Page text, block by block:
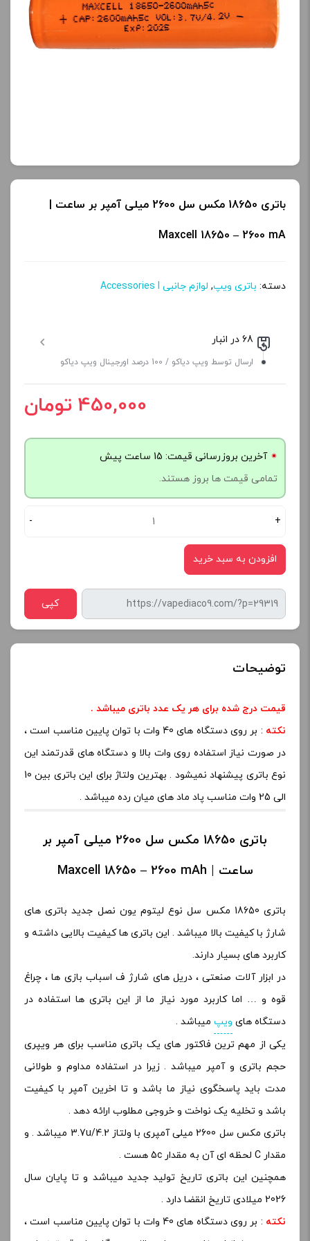
باتری 18650 مکس سل 2600 میلی آمپر بر ساعت |
Maxcell 18650 – 2600 mA
دسته: باتری ویپ, لوازم جانبی Accessories l
68 در انبار
ارسال توسط ویپ دیاکو / 100 درصد اورجینال ویپ دیاکو
450,000 تومان
آخرین بروزرسانی قیمت: 15 ساعت پیش
تمامی قیمت ها بروز هستند.
- +
افزودن به سبد خرید
کپی
توضیحات
قیمت درج شده برای هر یک عدد باتری میباشد .
نکته
: بر روی دستگاه های 40 وات با توان پایین مناسب است ،
در صورت نیاز استفاده روی وات بالا و دستگاه های قدرتمند این
نوع باتری پیشنهاد نمیشود . بهترین ولتاژ برای این باتری بین 10
الی 25 وات مناسب پاد ماد های میان رده میباشد .
باتری 18650 مکس سل 2600 میلی آمپر بر
ساعت | Maxcell 18650 – 2600 mAh
باتری 18650 مکس سل نوع لیتوم یون نصل جدید باتری های
شارژ با کیفیت بالا میباشد . این باتری ها کیفیت بالایی داشته و
کاربرد های بسیار دارند.
در ابزار آلات صنعتی ، دریل های شارژ ف اسباب بازی ها ، چراغ
قوه و … اما کاربرد مورد نیاز ما از این باتری ها استفاده در
دستگاه های ویپ میباشد .
یکی از مهم ترین فاکتور های یک باتری مناسب برای هر ویپری
حجم باتری و آمپر میباشد . زیرا در استفاده مداوم و طولانی
مدت باید پاسخگوی نیاز ما باشد و تا اخرین آمپر با کیفیت
باشد و تخلیه یک نواخت و خروجی مطلوب ارائه دهد .
باتری مکس سل 2600 میلی آمپری با ولتاز 3.7u/4.2 میباشد . و
مقدار C لحظه ای آن به مقدار 5c هست .
همچنین این باتری تاریخ تولید جدید میباشد و تا پایان سال
2026 میلادی تاریخ انقضا دارد .
نکته
: بر روی دستگاه های 40 وات با توان پایین مناسب است ،